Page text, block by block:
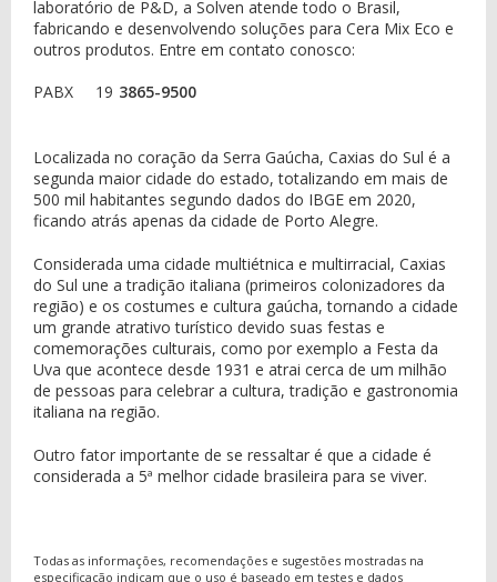
laboratório de P&D, a Solven atende todo o Brasil,
fabricando e desenvolvendo soluções para Cera Mix Eco e
outros produtos. Entre em contato conosco:
PABX
19 3865-9500
Localizada no coração da Serra Gaúcha, Caxias do Sul é a
segunda maior cidade do estado, totalizando em mais de
500 mil habitantes segundo dados do IBGE em 2020,
ficando atrás apenas da cidade de Porto Alegre.
Considerada uma cidade multiétnica e multirracial, Caxias
do Sul une a tradição italiana (primeiros colonizadores da
região) e os costumes e cultura gaúcha, tornando a cidade
um grande atrativo turístico devido suas festas e
comemorações culturais, como por exemplo a Festa da
Uva que acontece desde 1931 e atrai cerca de um milhão
de pessoas para celebrar a cultura, tradição e gastronomia
italiana na região.
Outro fator importante de se ressaltar é que a cidade é
considerada a 5ª melhor cidade brasileira para se viver.
Todas as informações, recomendações e sugestões mostradas na
especificação indicam que o uso é baseado em testes e dados